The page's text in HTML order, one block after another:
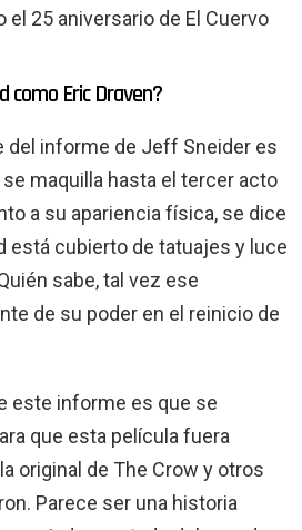
el 25 aniversario de El Cuervo
como Eric Draven?
del informe de Jeff Sneider es
maquilla hasta el tercer acto
a su apariencia física, se dice
está cubierto de tatuajes y luce
sabe, tal vez ese
de su poder en el reinicio de
este informe es que se
que esta película fuera
original de The Crow y otros
Parece ser una historia